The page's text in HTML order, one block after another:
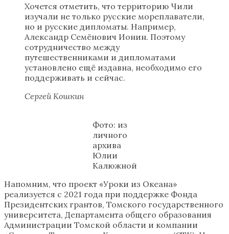
Хочется отметить, что территорию Чили
изучали не только русские мореплаватели,
но и русские дипломаты. Например,
Александр Семёнович Ионин. Поэтому
сотрудничество между
путешественниками и дипломатами
установлено ещё издавна, необходимо его
поддерживать и сейчас.
Сергей Кошкин
Фото: из
личного
архива
Юлии
Калюжной
Напомним, что проект «Уроки из Океана»
реализуется с 2021 года при поддержке Фонда
Президентских грантов, Томского государственного
университета, Департамента общего образования
Администрации Томской области и компании